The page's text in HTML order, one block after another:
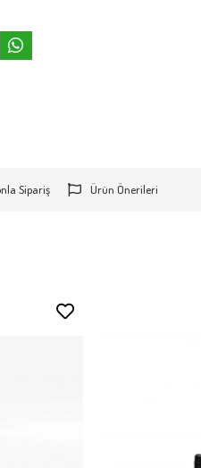
Sipariş Ürün Önerileri